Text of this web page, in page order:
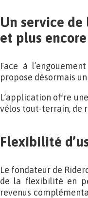
Un service
et plus encore
Face à
propose désormais
L’application offre
vélos tout-terrain, de
Flexibilité
Le fondateur de
de la flexibilité en
revenus